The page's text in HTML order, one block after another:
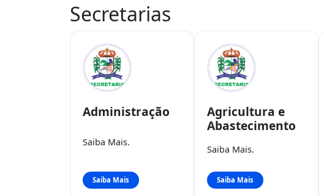
Secretarias
Administração
Saiba Mais.
Saiba Mais
Agricultura e
Abastecimento
Saiba Mais.
Saiba Mais